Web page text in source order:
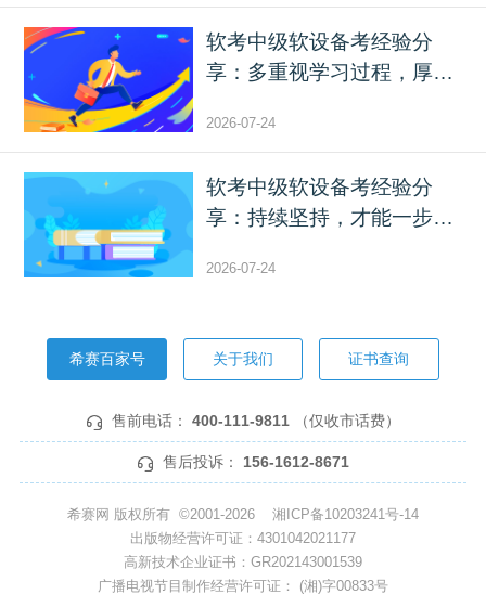
软考中级软设备考经验分
享：多重视学习过程，厚积
2026-07-24
软考中级软设备考经验分
享：持续坚持，才能一步步
2026-07-24
希赛百家号 关于我们 证书查询
售前电话： 400-111-9811 （仅收市话费）
售后投诉： 156-1612-8671
希赛网 版权所有 ©2001-2026 湘ICP备10203241号-14
出版物经营许可证：4301042021177
高新技术企业证书：GR202143001539
广播电视节目制作经营许可证： (湘)字00833号